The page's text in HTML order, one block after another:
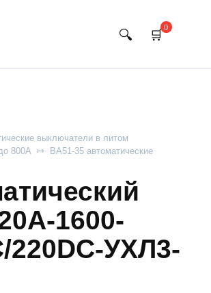
0
выключатели в литом
800А
ВА51-35 автоматические
1600-
220DC-УХЛ3-